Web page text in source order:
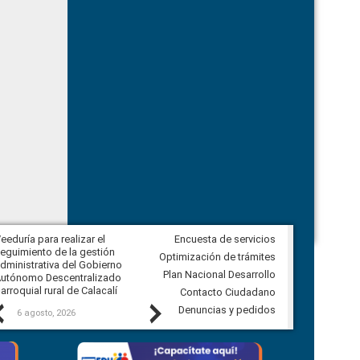
Previous
para realizar el
de la gestión
del Gobierno
Descentralizado
rural de Calacalí
6 agosto, 2026
Veeduría para vigilar los acuerdos,
derivados de la Audiencia Pública
comunidad Urbina, parroquia la
Carolina
5 agosto, 2026
Next
Encuesta de servicios
Optimización de trámites
Plan Nacional Desarrollo
Contacto Ciudadano
Denuncias y pedidos